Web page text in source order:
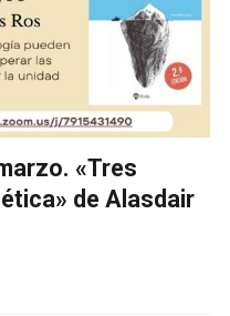
«Tres
de Alasdair